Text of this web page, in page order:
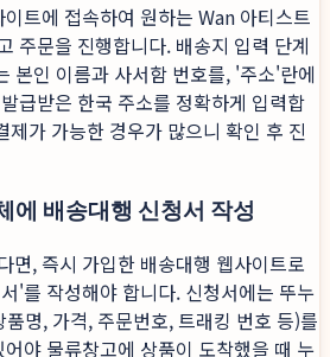
트에 접속하여 원하는 Wan 아티스트
주문을 진행합니다. 배송지 입력 단계
본인 이름과 사서함 번호를, '주소'란에
급받은 한국 주소를 정확하게 입력합
제가 가능한 경우가 많으니 확인 후 진
에 배송대행 신청서 작성
면, 즉시 가입한 배송대행 웹사이트로
'를 작성해야 합니다. 신청서에는 뚜누
명, 가격, 주문번호, 트래킹 번호 등)를
야 물류창고에 상품이 도착했을 때 누